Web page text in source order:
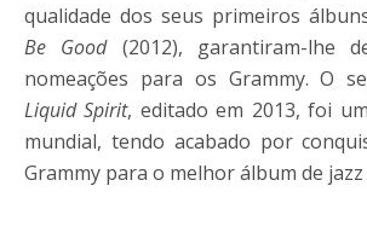
qualidade dos seus primeiros
Be Good(2012), garantiram-lhe
nomeações para os Grammy. O
Liquid Spirit, editado em 2013, foi
mundial, tendo acabado por
Grammy para o melhor álbum de jazz